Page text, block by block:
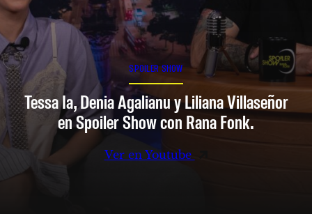
SPOILER SHOW
Tessa Ia, Denia Agalianu y Liliana Villaseñor
en Spoiler Show con Rana Fonk.
Ver en Youtube